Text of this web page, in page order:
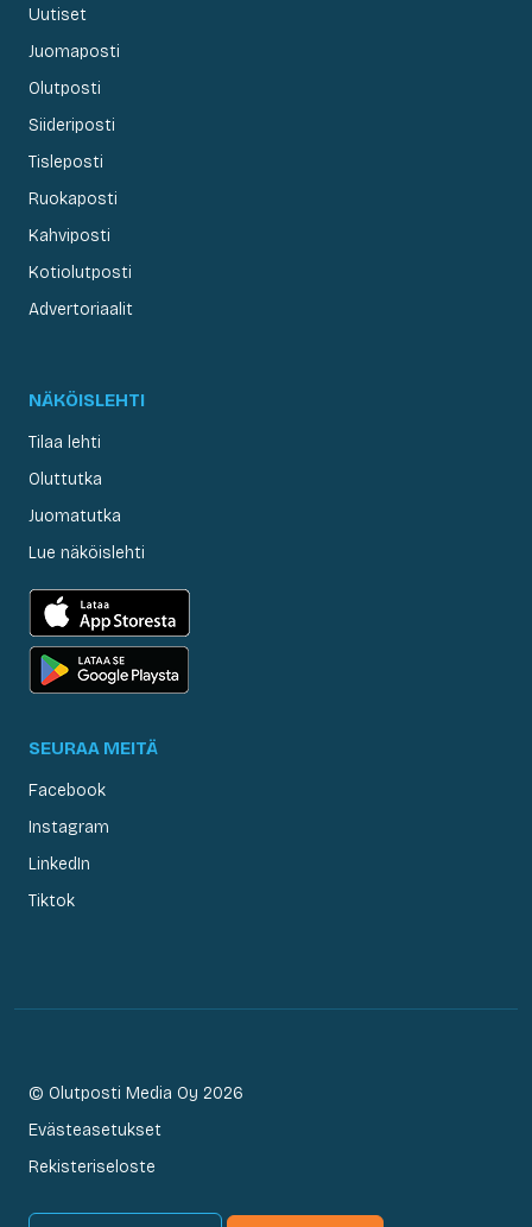
Uutiset
Juomaposti
Olutposti
Siideriposti
Tisleposti
Ruokaposti
Kahviposti
Kotiolutposti
Advertoriaalit
NÄKÖISLEHTI
Tilaa lehti
Oluttutka
Juomatutka
Lue näköislehti
SEURAA MEITÄ
Facebook
Instagram
LinkedIn
Tiktok
© Olutposti Media Oy 2026
Evästeasetukset
Rekisteriseloste